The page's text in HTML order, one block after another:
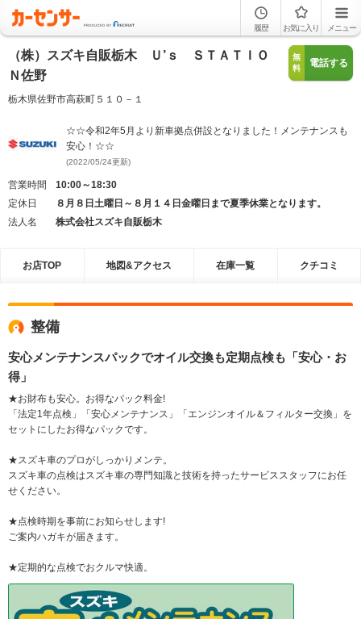
履歴 お気に入り メニュー
（株）スズキ自販栃木 Ｕ’ｓ ＳＴＡＴＩＯ
Ｎ佐野
栃木県佐野市高萩町５１０－１
無
料
電話する
☆☆令和2年5月より新車拠点併設となりました！メンテナンスも
安心！☆☆
(2022/05/24更新)
営業時間
10:00～18:30
定休日
８月８日土曜日～８月１４日金曜日まで夏季休業となります。
法人名
株式会社スズキ自販栃木
お店TOP 地図&アクセス 在庫一覧 クチコミ
整備
安心メンテナンスパックでオイル交換も定期点検も「安心・お
得」
★お財布も安心。お得なパック料金!
「法定1年点検」「安心メンテナンス」「エンジンオイル＆フィルター交換」を
セットにしたお得なパックです。
★スズキ車のプロがしっかりメンテ。
スズキ車の点検はスズキ車の専門知識と技術を持ったサービススタッフにお任
せください。
★点検時期を事前にお知らせします!
ご案内ハガキが届きます。
★定期的な点検でおクルマ快適。